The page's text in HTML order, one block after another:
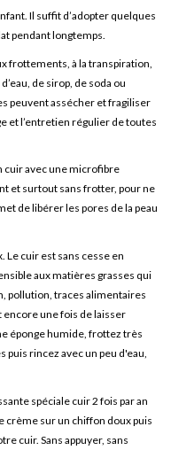
Il suffit d’adopter quelques
pendant longtemps.
frottements, à la transpiration,
de sirop, de soda ou
peuvent assécher et fragiliser
et l’entretien régulier de toutes
cuir avec une microfibre
et surtout sans frotter, pour ne
de libérer les pores de la peau
Le cuir est sans cesse en
aux matières grasses qui
pollution, traces alimentaires
encore une fois de laisser
éponge humide, frottez très
rincez avec un peu d'eau,
spéciale cuir 2 fois par an
crème sur un chiffon doux puis
cuir. Sans appuyer, sans